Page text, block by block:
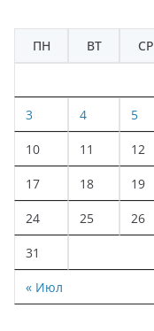
ПН
ВТ СР
« Июл
3 4 5
10 11 12
17 18 19
24 25 26
31